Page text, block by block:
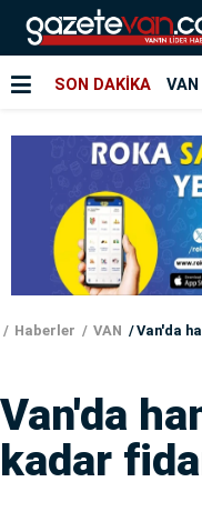
SON DAKİKA VAN
Haberler VAN Van'da
Van'da
kadar